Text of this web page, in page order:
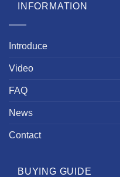
INFORMATION
Introduce
Video
FAQ
News
Contact
BUYING GUIDE